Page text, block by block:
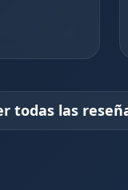
todas las